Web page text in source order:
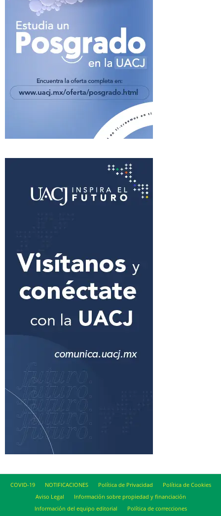
COVID-19 NOTIFICACIONES Política de Privacidad
Política de Cookies
Aviso Legal
Información sobre propiedad y financiación
Información del equipo editorial
Política de correcciones